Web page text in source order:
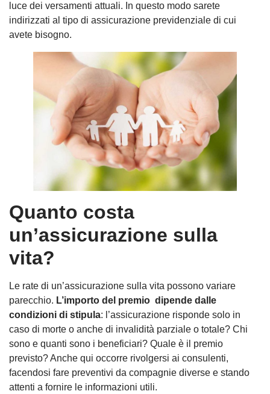
luce dei versamenti attuali. In questo modo sarete
indirizzati al tipo di assicurazione previdenziale di cui
avete bisogno.
Quanto costa
un’assicurazione sulla
vita?
Le rate di un’assicurazione sulla vita possono variare
parecchio. L’importo del premio dipende dalle
condizioni di stipula: l’assicurazione risponde solo in
caso di morte o anche di invalidità parziale o totale? Chi
sono e quanti sono i beneficiari? Quale è il premio
previsto? Anche qui occorre rivolgersi ai consulenti,
facendosi fare preventivi da compagnie diverse e stando
attenti a fornire le informazioni utili.